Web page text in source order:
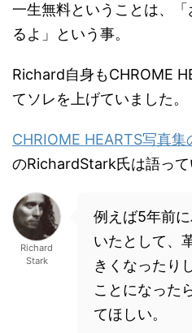
一生無料ということは、
るよ」という事。
Richard自身もCHROME
てソレを上げていました。
CHRIOME HEARTS写真
のRichardStark氏は語って
Richard
Stark
例えば5年前
いたとして、
きくなったり
ことになった
てほしい。